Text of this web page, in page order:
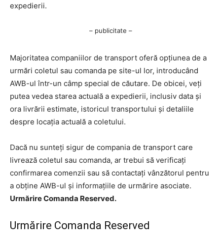
expedierii.
– publicitate –
Majoritatea companiilor de transport oferă opțiunea de a
urmări coletul sau comanda pe site-ul lor, introducând
AWB-ul într-un câmp special de căutare. De obicei, veți
putea vedea starea actuală a expedierii, inclusiv data și
ora livrării estimate, istoricul transportului și detaliile
despre locația actuală a coletului.
Dacă nu sunteți sigur de compania de transport care
livrează coletul sau comanda, ar trebui să verificați
confirmarea comenzii sau să contactați vânzătorul pentru
a obține AWB-ul și informațiile de urmărire asociate.
Urmărire Comanda Reserved.
Urmărire Comanda Reserved